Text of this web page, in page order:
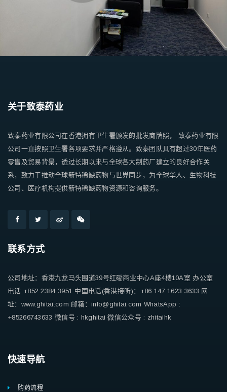
关于致泰药业
致泰药业有限公司在香港拥有卫生署颁发的批发商牌照， 致泰药业有限
公司一直按照卫生署各项要求并严格遵从。致泰团队具有超过30年医药
零售及贸易背景，透过长期以来与全球各大制药厂建立的良好合作关
系，致力于推动全球新特稀缺药物与世界同步，为全球华人、生物科技
公司、医疗机构提供新特稀缺药物资源和咨询服务。
联系方式
公司地址：香港九龙马头围道39号红磡商业中心A座4楼10A室 办公室
电话 +852 2384 3951 中国电话(香港接听)：+86 147 1623 3633 网
址：www.ghitai.com 邮箱：info@ghitai.com WhatsApp :
+85266743633 微信号 : hkghitai 微信公众号 : zhitaihk
快速导航
购药流程